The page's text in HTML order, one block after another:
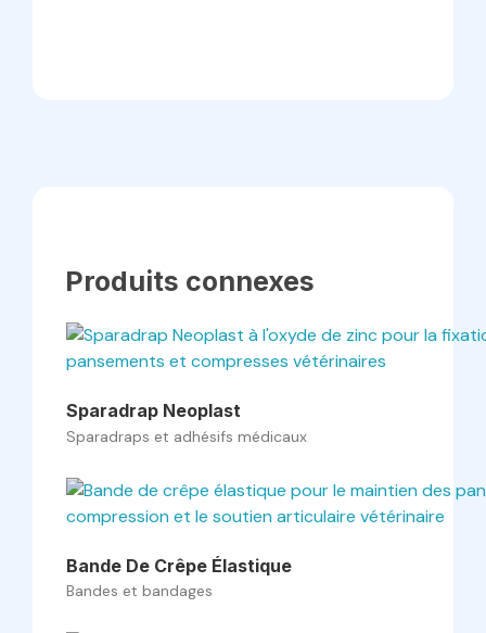
Produits connexes
Sparadrap Neoplast
Sparadraps et adhésifs médicaux
Bande De Crêpe Élastique
Bandes et bandages